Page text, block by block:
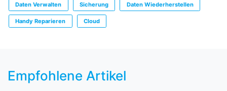
Daten Verwalten Sicherung Daten Wiederherstellen
Handy Reparieren Cloud
Empfohlene Artikel